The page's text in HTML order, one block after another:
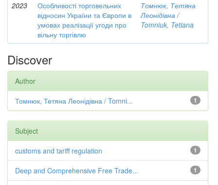
2023
Особливості торговельних
відносин України та Європи в
умовах реалізації угоди про
вільну торгівлю
Томнюк, Тетяна
Леонідівна /
Tomniuk, Tetiana
Discover
Author
1
Томнюк, Тетяна Леонідівна / Tomni...
Subject
1
customs and tariff regulation
1
Deep and Comprehensive Free Trade...